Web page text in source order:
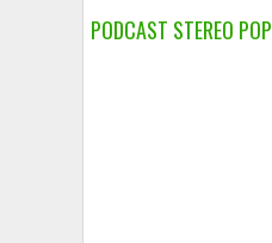
PODCAST STEREO POP